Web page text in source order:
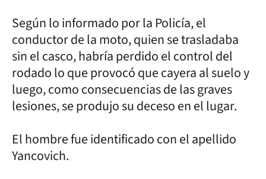
Según lo informado por la Policía, el
conductor de la moto, quien se trasladaba
sin el casco, habría perdido el control del
rodado lo que provocó que cayera al suelo y
luego, como consecuencias de las graves
lesiones, se produjo su deceso en el lugar.
El hombre fue identificado con el apellido
Yancovich.